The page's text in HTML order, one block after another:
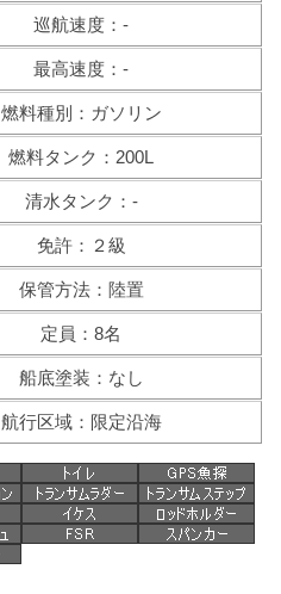
巡航速度：-
最高速度：-
燃料種別：ガソリン
燃料タンク：200L
清水タンク：-
免許：２級
保管方法：陸置
定員：8名
船底塗装：なし
航行区域：限定沿海